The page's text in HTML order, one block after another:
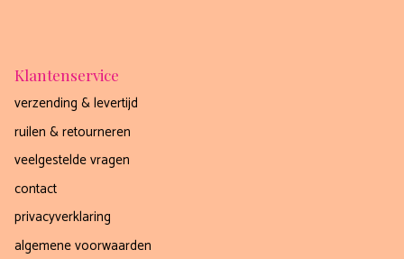
Klantenservice
verzending & levertijd
ruilen & retourneren
veelgestelde vragen
contact
privacyverklaring
algemene voorwaarden